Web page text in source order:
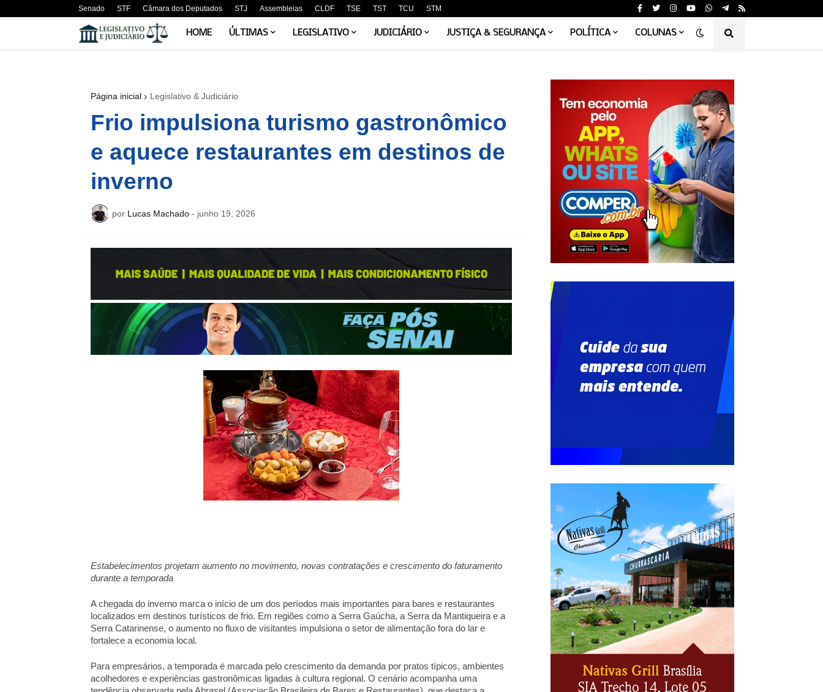
Senado STF Câmara dos Deputados STJ Assembleias CLDF TSE TST TCU STM
HOME ÚLTIMAS LEGISLATIVO JUDICIÁRIO JUSTIÇA & SEGURANÇA POLÍTICA COLUNAS
Página inicial Legislativo & Judiciário
Frio impulsiona turismo gastronômico
e aquece restaurantes em destinos de
inverno
por Lucas Machado - junho 19, 2026
Estabelecimentos projetam aumento no movimento, novas contratações e crescimento do faturamento
durante a temporada
A chegada do inverno marca o início de um dos períodos mais importantes para bares e restaurantes
localizados em destinos turísticos de frio. Em regiões como a Serra Gaúcha, a Serra da Mantiqueira e a
Serra Catarinense, o aumento no fluxo de visitantes impulsiona o setor de alimentação fora do lar e
fortalece a economia local.
Para empresários, a temporada é marcada pelo crescimento da demanda por pratos típicos, ambientes
acolhedores e experiências gastronômicas ligadas à cultura regional. O cenário acompanha uma